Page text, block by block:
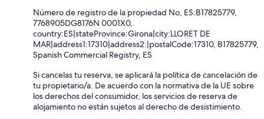
Número de registro de la propiedad No, ES:B17825779,
7768905DG8176N 0001X0,
country:ES|stateProvince:Girona|city:LLORET DE
MAR|address1:17310|address2:|postalCode:17310, B17825779,
Spanish Commercial Registry, ES
Si cancelas tu reserva, se aplicará la política de cancelación de
tu propietario/a. De acuerdo con la normativa de la UE sobre
los derechos del consumidor, los servicios de reserva de
alojamiento no están sujetos al derecho de desistimiento.